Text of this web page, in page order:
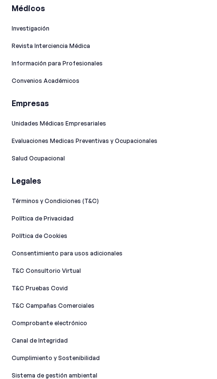
Médicos
Investigación
Revista Interciencia Médica
Información para Profesionales
Convenios Académicos
Empresas
Unidades Médicas Empresariales
Evaluaciones Medicas Preventivas y Ocupacionales
Salud Ocupacional
Legales
Términos y Condiciones (T&C)
Política de Privacidad
Política de Cookies
Consentimiento para usos adicionales
T&C Consultorio Virtual
T&C Pruebas Covid
T&C Campañas Comerciales
Comprobante electrónico
Canal de Integridad​
Cumplimiento y Sostenibilidad
Sistema de gestión ambiental